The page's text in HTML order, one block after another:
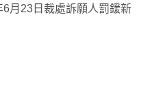
月23日裁處訴願人罰鍰新